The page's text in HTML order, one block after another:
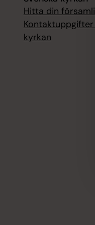
Hitta din
kyrkan